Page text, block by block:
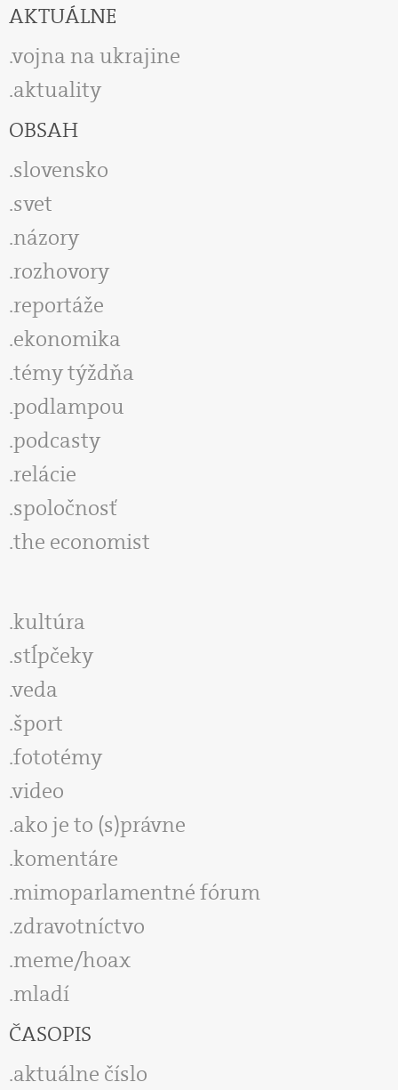
AKTUÁLNE
vojna na ukrajine
aktuality
OBSAH
slovensko
svet
názory
rozhovory
reportáže
ekonomika
témy týždňa
podlampou
podcasty
relácie
spoločnosť
the economist
kultúra
stĺpčeky
veda
šport
fototémy
video
ako je to (s)právne
komentáre
mimoparlamentné fórum
zdravotníctvo
meme/hoax
mladí
ČASOPIS
aktuálne číslo